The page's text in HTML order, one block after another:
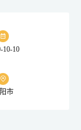
10-10
市